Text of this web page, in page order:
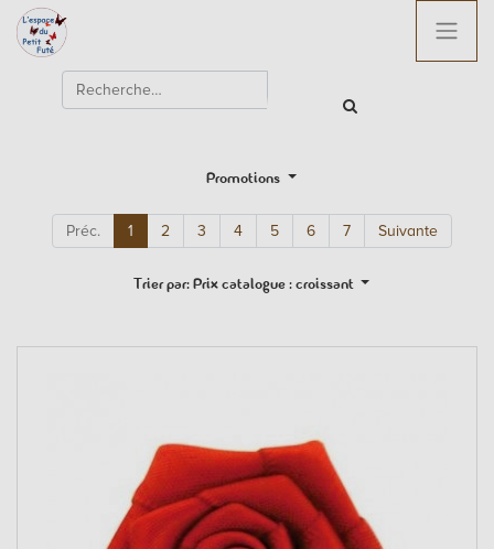
Promotions
Préc. 1 2 3 4 5 6 7 Suivante
Trier par: Prix catalogue : croissant